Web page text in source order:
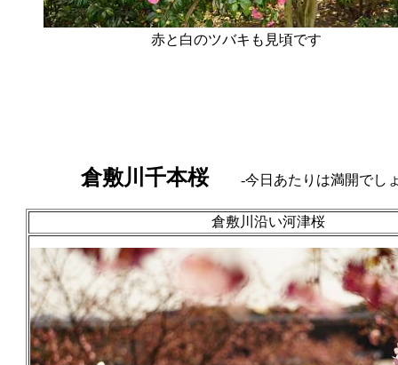
赤と白のツバキも
倉敷川千本桜-今日あたりは満開でし
倉敷川沿い河津桜